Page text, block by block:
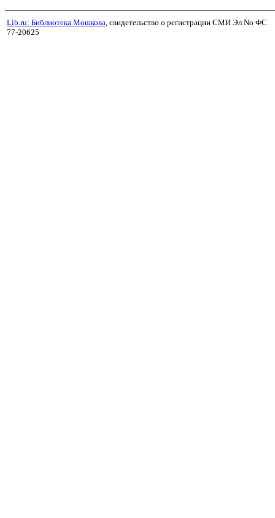
Lib.ru: Библиотека Мошкова, свидетельство о регистрации СМИ Эл No ФС
77-20625